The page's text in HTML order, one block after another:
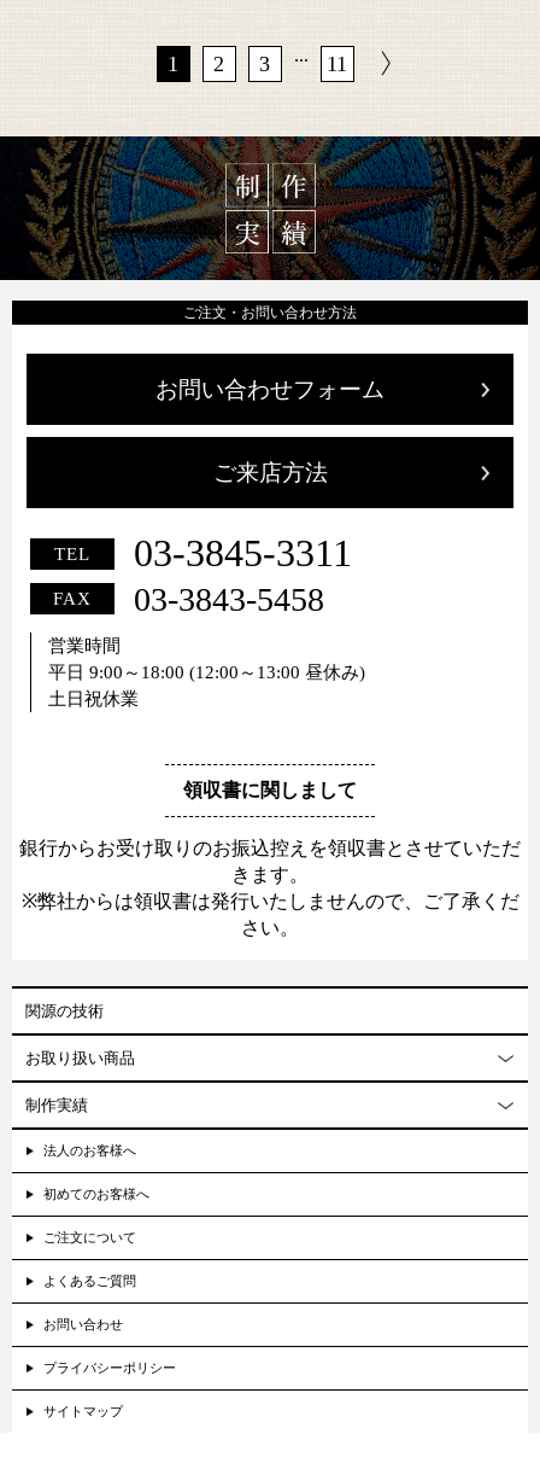
1 2 3 ... 11
ご注文・お問い合わせ方法
お問い合わせフォーム
ご来店方法
TEL 03-3845-3311
FAX 03-3843-5458
営業時間
平日 9:00～18:00 (12:00～13:00 昼休み)
土日祝休業
領収書に関しまして
銀行からお受け取りのお振込控えを領収書とさせていただ
きます。
※弊社からは領収書は発行いたしませんので、ご了承くだ
さい。
関源の技術
お取り扱い商品
制作実績
法人のお客様へ
初めてのお客様へ
ご注文について
よくあるご質問
お問い合わせ
プライバシーポリシー
サイトマップ